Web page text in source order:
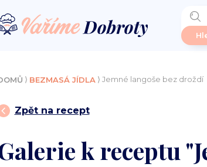
⟩ BEZMASÁ JÍDLA ⟩ Jemné langoše bez droždí
Zpět na recept
k receptu